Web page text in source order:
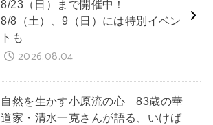
8/23（日）まで開催中！
8/8（土）、9（日）には特別イベン
トも
2026.08.04
自然を生かす小原流の心 83歳の華
道家・清水一克さんが語る、いけば